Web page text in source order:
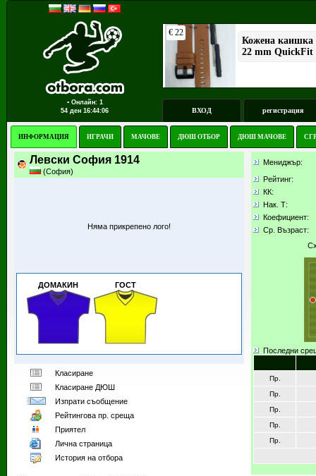
▪ Онлайн: 1
54 ден 16:44:06 ВХОД регистрация
ИНФОРМАЦИЯ ИГРАЧИ МАЧОВЕ ДЮШ ОТБОР ДЮШ МАЧОВЕ
Левски София 1914
(София)
Няма прикрепено лого!
ДОМАКИН ГОСТ
Класиране
Класиране ДЮШ
Изпрати съобщение
Рейтингoва пр. среща
Приятел
Лична страница
История на отбора
Мениджър:
Рейтинг:
КК:
Нак. Т:
Коефициент:
Ср. Възраст:
Последни
Пр.
Пр.
Пр.
Пр.
Пр.